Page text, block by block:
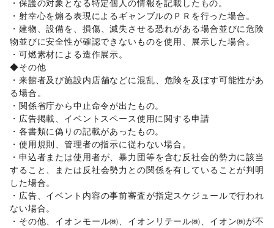
マイクロモビリティ /その他車・バイク・モビリティ
NPO・公共団体
地方公共団体・行政・政府/外国団体・大使館/募金・寄付
/NPO・ボランティア活動/ その他NPO・公共団体
ビジネス・オフィス
法人向けサービス
イベント企画・運営/その他ビジネス・オフィス
その他活動・個人
その他活動・個人
・保護の対象となる特定個人の情報を記載したもの。
・射幸心を煽る表現によるギャンブルのＰＲを行った場合。
・建物、設備を、損傷、滅失させる恐れがある場合並びに危険
物並びに安全性が確認できないものを使用、展示した場合。
・可燃素材による造作展示。
◆その他
・来館者及び施設内店舗などに混乱、危険を及ぼす可能性があ
る場合。
・関係省庁から中止命令が出たもの。
・広告掲載、イベントスペース使用に関する申請
・各書類に偽りの記載があったもの。
・使用規則、管理者の指示に従わない場合。
・申込者または使用者が、暴力団等を含む反社会的勢力に該当
すること、または反社会勢力との関係を有していることが判明
した場合。
・広告、イベント内容の事前審査が指定スケジュールで行われ
ない場合。
・その他、イオンモール㈱、イオンリテール㈱、イオン㈱が不